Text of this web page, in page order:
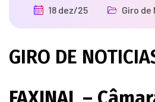
18 dez/25 Giro
GIRO DE